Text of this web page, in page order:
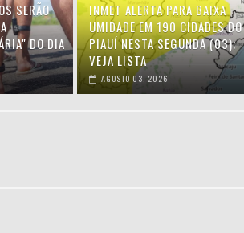
SERÃO
DO DIA
INMET ALERTA PARA BAIXA
UMIDADE EM 190 CIDADES DO
PIAUÍ NESTA SEGUNDA (03);
VEJA LISTA
AGOSTO 03, 2026